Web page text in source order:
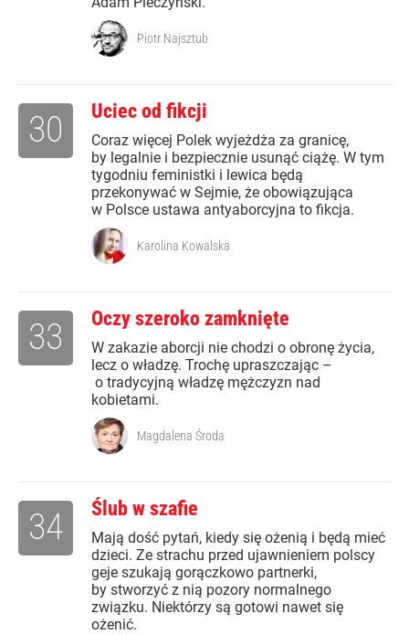
Piotr Najsztub
Uciec od fikcji
Coraz więcej Polek wyjeżdża za granicę,
by legalnie i bezpiecznie usunąć ciążę. W tym
tygodniu feministki i lewica będą
przekonywać w Sejmie, że obowiązująca
w Polsce ustawa antyaborcyjna to fikcja.
30
Karolina Kowalska
Oczy szeroko zamknięte
W zakazie aborcji nie chodzi o obronę życia,
lecz o władzę. Trochę upraszczając –
o tradycyjną władzę mężczyzn nad
kobietami.
33
Magdalena Środa
Ślub w szafie
Mają dość pytań, kiedy się ożenią i będą mieć
dzieci. Ze strachu przed ujawnieniem polscy
geje szukają gorączkowo partnerki,
by stworzyć z nią pozory normalnego
związku. Niektórzy są gotowi nawet się
ożenić.
34